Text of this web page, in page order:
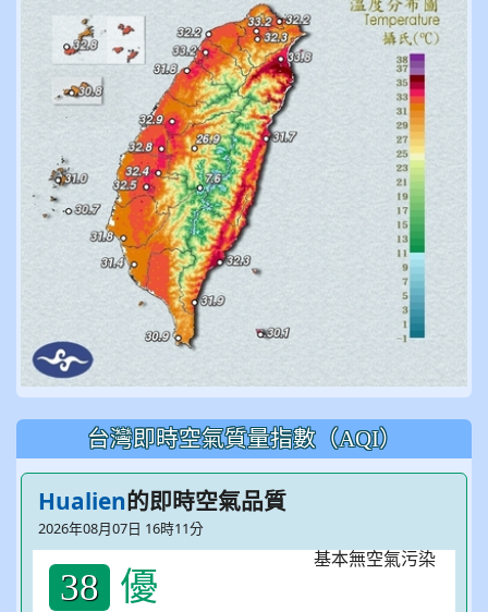
台灣即時空氣質量指數（AQI）
Hualien的即時空氣品質
2026年08月07日 16時11分
38 優